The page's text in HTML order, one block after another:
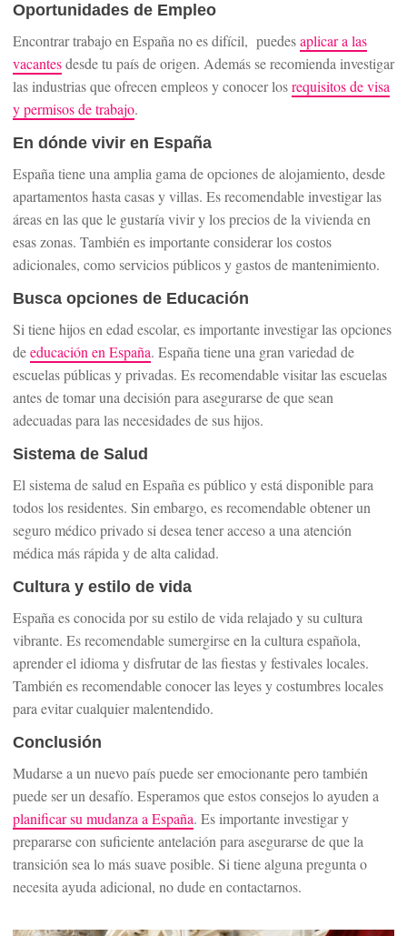
Oportunidades de Empleo
Encontrar trabajo en España no es difícil, puedesaplicar a las
vacantesdesde tu país de origen. Además se recomienda investigar
las industrias que ofrecen empleos y conocer losrequisitos de visa
y permisos de trabajo.
En dónde vivir en España
España tiene una amplia gama de opciones de alojamiento, desde
apartamentos hasta casas y villas. Es recomendable investigar las
áreas en las que le gustaría vivir y los precios de la vivienda en
esas zonas. También es importante considerar los costos
adicionales, como servicios públicos y gastos de mantenimiento.
Busca opciones de Educación
Si tiene hijos en edad escolar, es importante investigar las opciones
deeducación en España. España tiene una gran variedad de
escuelas públicas y privadas. Es recomendable visitar las escuelas
antes de tomar una decisión para asegurarse de que sean
adecuadas para las necesidades de sus hijos.
Sistema de Salud
El sistema de salud en España es público y está disponible para
todos los residentes. Sin embargo, es recomendable obtener un
seguro médico privado si desea tener acceso a una atención
médica más rápida y de alta calidad.
Cultura y estilo de vida
España es conocida por su estilo de vida relajado y su cultura
vibrante. Es recomendable sumergirse en la cultura española,
aprender el idioma y disfrutar de las fiestas y festivales locales.
También es recomendable conocer las leyes y costumbres locales
para evitar cualquier malentendido.
Conclusión
Mudarse a un nuevo país puede ser emocionante pero también
puede ser un desafío. Esperamos que estos consejos lo ayuden a
planificar su mudanza a España. Es importante investigar y
prepararse con suficiente antelación para asegurarse de que la
transición sea lo más suave posible. Si tiene alguna pregunta o
necesita ayuda adicional, no dude en contactarnos.